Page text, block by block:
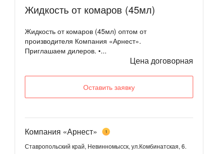
Жидкость от комаров (45мл)
Жидкость от комаров (45мл) оптом от
производителя Компания «Арнест».
Приглашаем дилеров. •...
Цена договорная
Оставить заявку
Компания «Арнест» 1
Ставропольский край, Невинномысск, ул.Комбинатская, 6.